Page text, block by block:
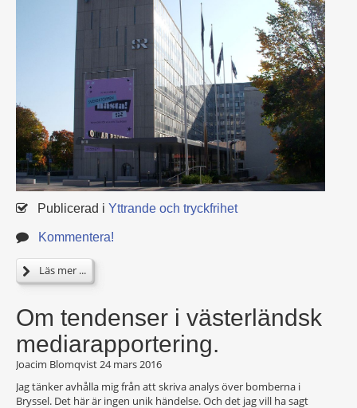
Publicerad i Yttrande och tryckfrihet
Kommentera!
Läs mer ...
Om tendenser i västerländsk
mediarapportering.
Joacim Blomqvist24 mars 2016
Jag tänker avhålla mig från att skriva analys över bomberna i
Bryssel. Det här är ingen unik händelse. Och det jag vill ha sagt